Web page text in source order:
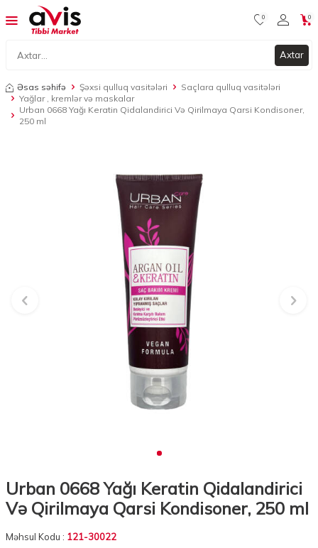
Axtar
0 0
Əsas səhifə Şəxsi qulluq vasitələri
Saçlara qulluq vasitələri
Yağlar , kremlər və maskalar
Urban 0668 Yağı Keratin Qidalandirici Və Qirilmaya Qarsi Kondisoner,
250 ml
Urban 0668 Yağı Keratin Qidalandirici
Və Qirilmaya Qarsi Kondisoner, 250 ml
Məhsul Kodu : 121-30022